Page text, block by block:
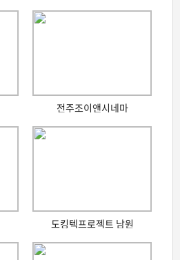
전주조이앤시네마
도킹텍프로젝트 남원